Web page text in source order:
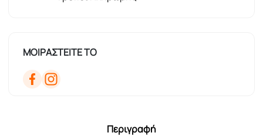
ΜΟΙΡΑΣΤΕΙΤΕ ΤΟ
Περιγραφή